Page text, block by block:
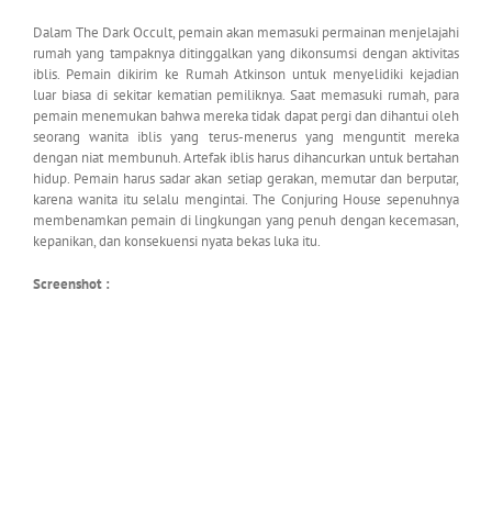
Dalam The Dark Occult, pemain akan memasuki permainan menjelajahi
rumah yang tampaknya ditinggalkan yang dikonsumsi dengan aktivitas
iblis. Pemain dikirim ke Rumah Atkinson untuk menyelidiki kejadian
luar biasa di sekitar kematian pemiliknya. Saat memasuki rumah, para
pemain menemukan bahwa mereka tidak dapat pergi dan dihantui oleh
seorang wanita iblis yang terus-menerus yang menguntit mereka
dengan niat membunuh. Artefak iblis harus dihancurkan untuk bertahan
hidup. Pemain harus sadar akan setiap gerakan, memutar dan berputar,
karena wanita itu selalu mengintai. The Conjuring House sepenuhnya
membenamkan pemain di lingkungan yang penuh dengan kecemasan,
kepanikan, dan konsekuensi nyata bekas luka itu.
Screenshot :